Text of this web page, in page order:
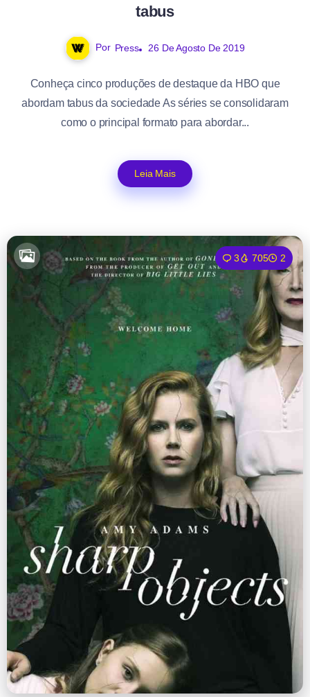
tabus
Por Press 26 De Agosto De 2019
Conheça cinco produções de destaque da HBO que
abordam tabus da sociedade As séries se consolidaram
como o principal formato para abordar...
Leia Mais
3 705 2